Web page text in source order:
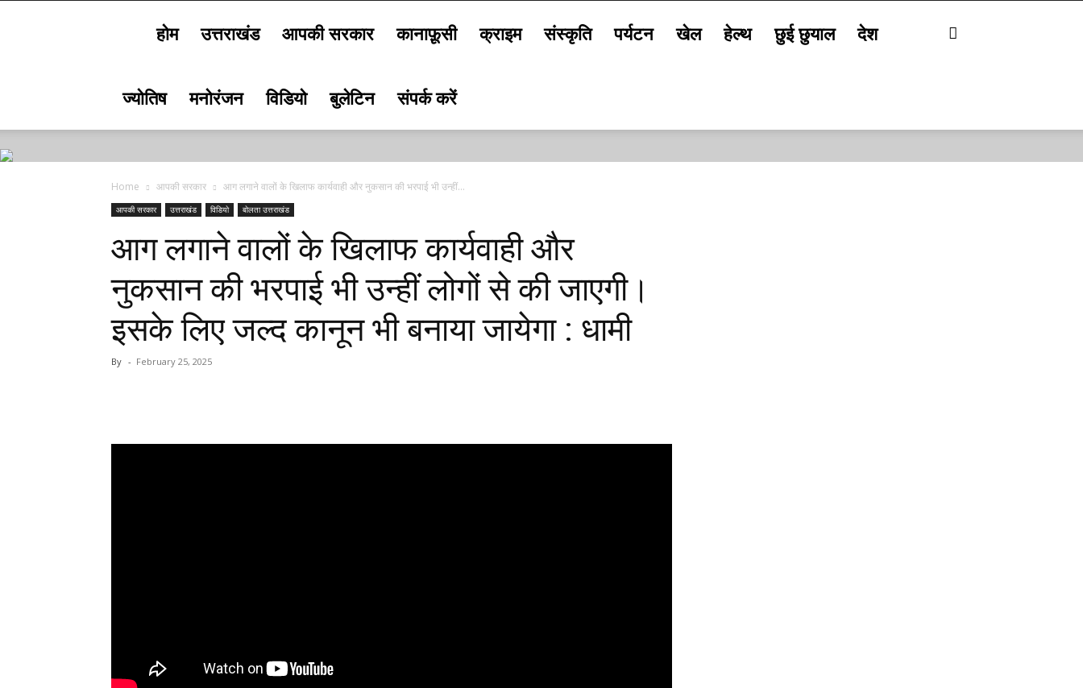
Uttarakhand
होम उत्तराखंड आपकी सरकार कानाफ़ूसी क्राइम संस्कृति पर्यटन खेल हेल्थ छुई छुयाल देश
ज्योतिष मनोरंजन विडियो बुलेटिन संपर्क करें
Home आपकी सरकार आग लगाने वालों के खिलाफ कार्यवाही और नुकसान की भरपाई भी उन्हीं...
आपकी सरकार उत्तराखंड विडियो बोलता उत्तराखंड
आग लगाने वालों के खिलाफ कार्यवाही और
नुकसान की भरपाई भी उन्हीं लोगों से की जाएगी।
इसके लिए जल्द कानून भी बनाया जायेगा : धामी
By - February 25, 2025